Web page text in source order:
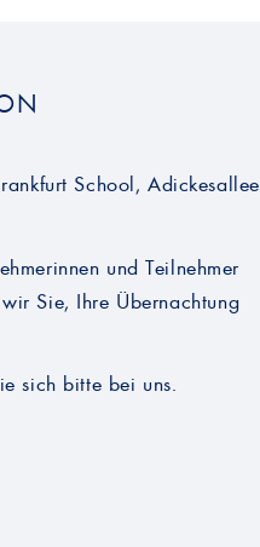
School, Adickesallee
und Teilnehmer
Sie, Ihre Übernachtung
sich bitte bei uns.